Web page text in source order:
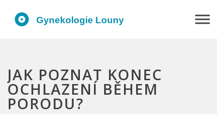
JAK POZNAT KONEC
OCHLAZENÍ BĚHEM
PORODU?